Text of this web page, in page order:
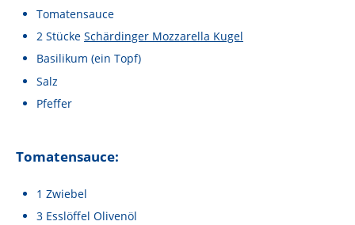
Verantwortungsvoller Milchgenuss
Fairer Kakao bei Schärdinger
Tomatensauce
2 Stücke Schärdinger Mozzarella Kugel
Basilikum (ein Topf)
Salz
Pfeffer
Tomatensauce:
1 Zwiebel
3 Esslöffel Olivenöl